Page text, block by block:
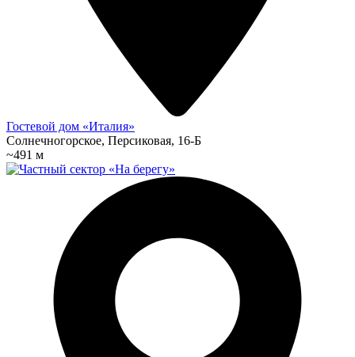
Гостевой дом «Италия»
Солнечногорское, Персиковая, 16-Б
~491 м